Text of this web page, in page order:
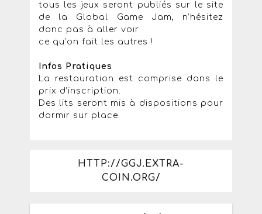
tous les jeux seront publiés sur le site
de la Global Game Jam, n’hésitez
donc pas à aller voir
ce qu’on fait les autres !
Infos Pratiques
La restauration est comprise dans le
prix d’inscription.
Des lits seront mis à dispositions pour
dormir sur place.
HTTP://GGJ.EXTRA-
COIN.ORG/